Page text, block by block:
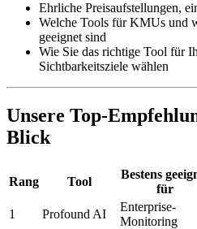
Ehrliche Preisaufstellungen,
Welche Tools für KMUs und
geeignet sind
Wie Sie das richtige Tool für
Sichtbarkeitsziele wählen
Unsere Top-
Blick
Rang Tool
Bestens
für
1 Profound AI
Enterprise-
Monitoring